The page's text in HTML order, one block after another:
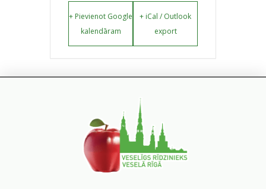
+ Pievienot Google
kalendāram
+ iCal / Outlook
export